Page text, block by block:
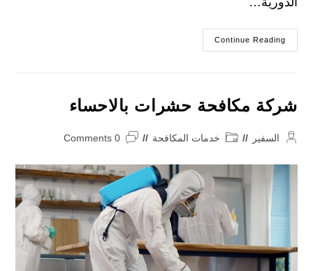
Continue Readingشركة
تنظيف
شركة مكافحة حشرات بالاحساء
Postالسفير
Postخدمات المكافحة
Post
0 Comments